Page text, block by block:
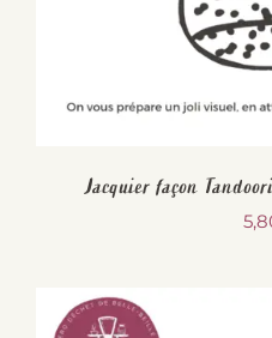
Jacquier façon